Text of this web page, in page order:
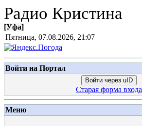
Радио Кристина
[Уфа]
Пятница, 07.08.2026, 21:07
Войти на Портал
Войти через uID
Старая форма входа
Меню